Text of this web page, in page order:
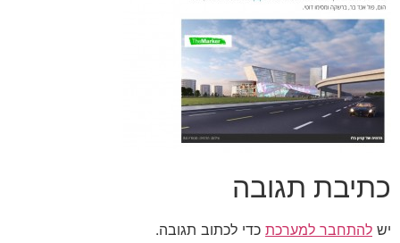
כתיבת תגובה
יש להתחבר למערכת כדי לכתוב תגובה.